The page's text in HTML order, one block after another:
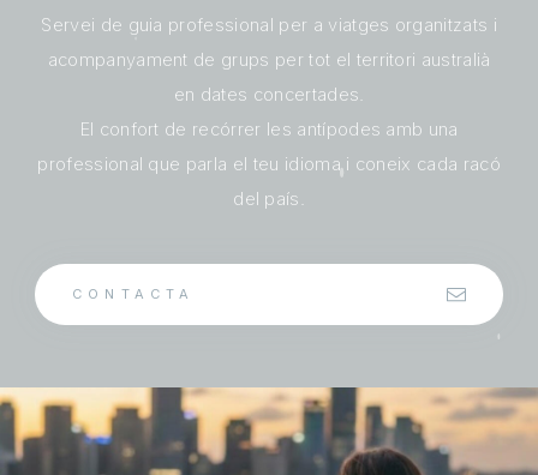
Servei de guia professional per a viatges organitzats i
acompanyament de grups per tot el territori australià
en dates concertades.
El confort de recórrer les antípodes amb una
professional que parla el teu idioma i coneix cada racó
del país.
CONTACTA